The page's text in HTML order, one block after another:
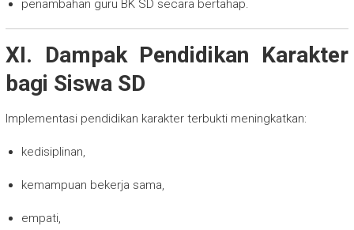
penambahan guru BK SD secara bertahap.
XI. Dampak Pendidikan Karakter
bagi Siswa SD
Implementasi pendidikan karakter terbukti meningkatkan:
kedisiplinan,
kemampuan bekerja sama,
empati,